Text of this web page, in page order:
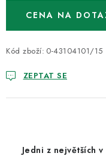
CENA NA
Kód zboží: 0-43104101/15
ZEPTAT SE
Jedni z největších v